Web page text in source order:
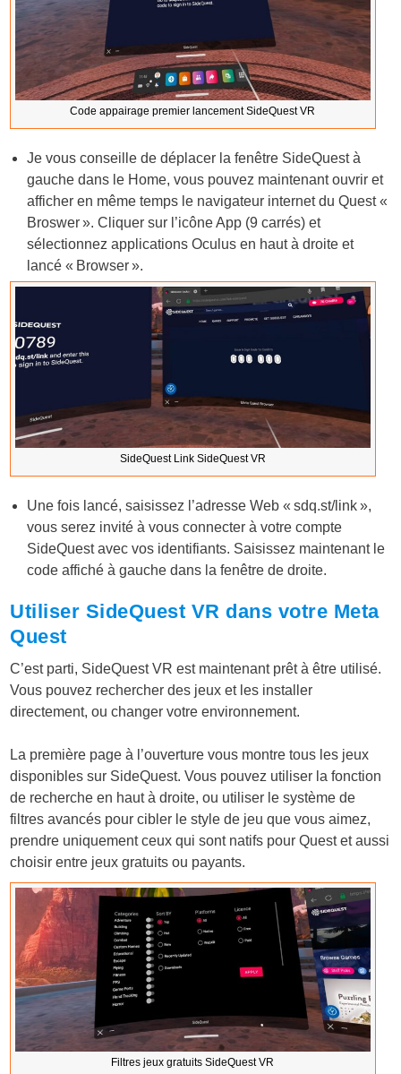
Code appairage premier lancement SideQuest VR
Je vous conseille de déplacer la fenêtre SideQuest à
gauche dans le Home, vous pouvez maintenant ouvrir et
afficher en même temps le navigateur internet du Quest «
Broswer ». Cliquer sur l’icône App (9 carrés) et
sélectionnez applications Oculus en haut à droite et
lancé « Browser ».
SideQuest Link SideQuest VR
Une fois lancé, saisissez l’adresse Web «sdq.st/link»,
vous serez invité à vous connecter à votre compte
SideQuest avec vos identifiants. Saisissez maintenant le
code affiché à gauche dans la fenêtre de droite.
Utiliser SideQuest VR dans votre Meta
Quest
C’est parti, SideQuest VR est maintenant prêt à être utilisé.
Vous pouvez rechercher des jeux et les installer
directement, ou changer votre environnement.
La première page à l’ouverture vous montre tous les jeux
disponibles sur SideQuest. Vous pouvez utiliser la fonction
de recherche en haut à droite, ou utiliser le système de
filtres avancés pour cibler le style de jeu que vous aimez,
prendre uniquement ceux qui sont natifs pour Quest et aussi
choisir entre jeux gratuits ou payants.
Filtres jeux gratuits SideQuest VR